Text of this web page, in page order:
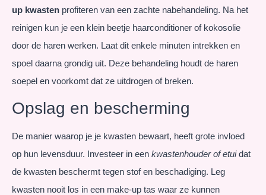
up kwasten profiteren van een zachte nabehandeling. Na het
reinigen kun je een klein beetje haarconditioner of kokosolie
door de haren werken. Laat dit enkele minuten intrekken en
spoel daarna grondig uit. Deze behandeling houdt de haren
soepel en voorkomt dat ze uitdrogen of breken.
Opslag en bescherming
De manier waarop je je kwasten bewaart, heeft grote invloed
op hun levensduur. Investeer in een kwastenhouder of etuidat
de kwasten beschermt tegen stof en beschadiging. Leg
kwasten nooit los in een make-up tas waar ze kunnen